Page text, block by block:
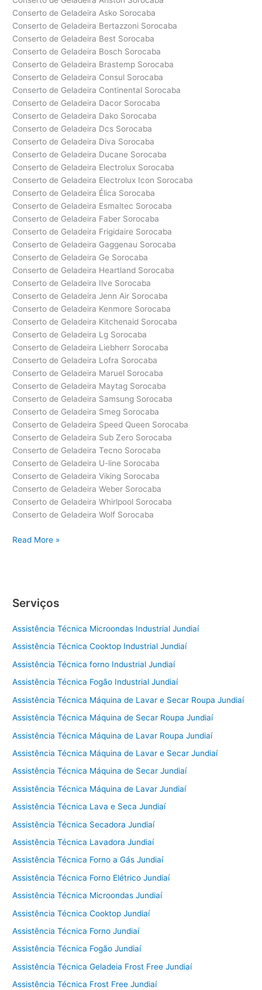
Conserto de Geladeira Asko Sorocaba
Conserto de Geladeira Bertazzoni Sorocaba
Conserto de Geladeira Best Sorocaba
Conserto de Geladeira Bosch Sorocaba
Conserto de Geladeira Brastemp Sorocaba
Conserto de Geladeira Consul Sorocaba
Conserto de Geladeira Continental Sorocaba
Conserto de Geladeira Dacor Sorocaba
Conserto de Geladeira Dako Sorocaba
Conserto de Geladeira Dcs Sorocaba
Conserto de Geladeira Diva Sorocaba
Conserto de Geladeira Ducane Sorocaba
Conserto de Geladeira Electrolux Sorocaba
Conserto de Geladeira Electrolux Icon Sorocaba
Conserto de Geladeira Élica Sorocaba
Conserto de Geladeira Esmaltec Sorocaba
Conserto de Geladeira Faber Sorocaba
Conserto de Geladeira Frigidaire Sorocaba
Conserto de Geladeira Gaggenau Sorocaba
Conserto de Geladeira Ge Sorocaba
Conserto de Geladeira Heartland Sorocaba
Conserto de Geladeira Ilve Sorocaba
Conserto de Geladeira Jenn Air Sorocaba
Conserto de Geladeira Kenmore Sorocaba
Conserto de Geladeira Kitchenaid Sorocaba
Conserto de Geladeira Lg Sorocaba
Conserto de Geladeira Liebherr Sorocaba
Conserto de Geladeira Lofra Sorocaba
Conserto de Geladeira Maruel Sorocaba
Conserto de Geladeira Maytag Sorocaba
Conserto de Geladeira Samsung Sorocaba
Conserto de Geladeira Smeg Sorocaba
Conserto de Geladeira Speed Queen Sorocaba
Conserto de Geladeira Sub Zero Sorocaba
Conserto de Geladeira Tecno Sorocaba
Conserto de Geladeira U-line Sorocaba
Conserto de Geladeira Viking Sorocaba
Conserto de Geladeira Weber Sorocaba
Conserto de Geladeira Whirlpool Sorocaba
Conserto de Geladeira Wolf Sorocaba
Conserto
Read More »
Serviços
Assistência Técnica Microondas Industrial Jundiaí
Assistência Técnica Cooktop Industrial Jundiaí
Assistência Técnica forno Industrial Jundiaí
Assistência Técnica Fogão Industrial Jundiaí
Assistência Técnica Máquina de Lavar e Secar Roupa Jundiaí
Assistência Técnica Máquina de Secar Roupa Jundiaí
Assistência Técnica Máquina de Lavar Roupa Jundiaí
Assistência Técnica Máquina de Lavar e Secar Jundiaí
Assistência Técnica Máquina de Secar Jundiaí
Assistência Técnica Máquina de Lavar Jundiaí
Assistência Técnica Lava e Seca Jundiaí
Assistência Técnica Secadora Jundiaí
Assistência Técnica Lavadora Jundiaí
Assistência Técnica Forno a Gás Jundiaí
Assistência Técnica Forno Elétrico Jundiaí
Assistência Técnica Microondas Jundiaí
Assistência Técnica Cooktop Jundiaí
Assistência Técnica Forno Jundiaí
Assistência Técnica Fogão Jundiaí
Assistência Técnica Geladeia Frost Free Jundiaí
Assistência Técnica Frost Free Jundiaí